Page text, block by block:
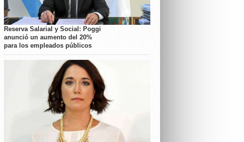
Reserva Salarial y Social: Poggi
anunció un aumento del 20%
para los empleados públicos